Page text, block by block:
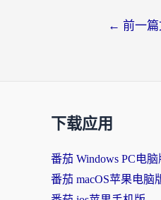
← 前一
下载应用
番茄 Windows PC电脑
番茄 macOS苹果电脑